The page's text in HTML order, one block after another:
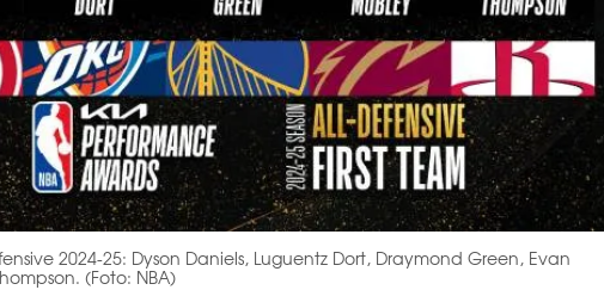
2024-25: Dyson Daniels, Luguentz Dort, Draymond Green, Evan
(Foto: NBA)